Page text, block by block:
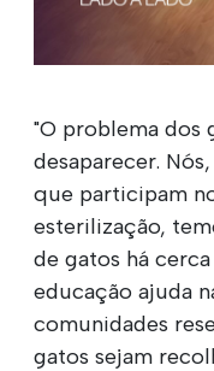
"O problema dos
desaparecer.
que participam
esterilização,
de gatos há
educação ajuda
comunidades
gatos sejam